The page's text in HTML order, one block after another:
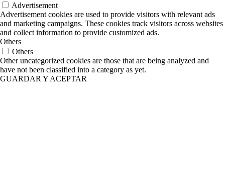
Advertisement
Advertisement cookies are used to provide visitors with relevant ads
and marketing campaigns. These cookies track visitors across websites
and collect information to provide customized ads.
Others
Others
Other uncategorized cookies are those that are being analyzed and
have not been classified into a category as yet.
GUARDAR Y ACEPTAR